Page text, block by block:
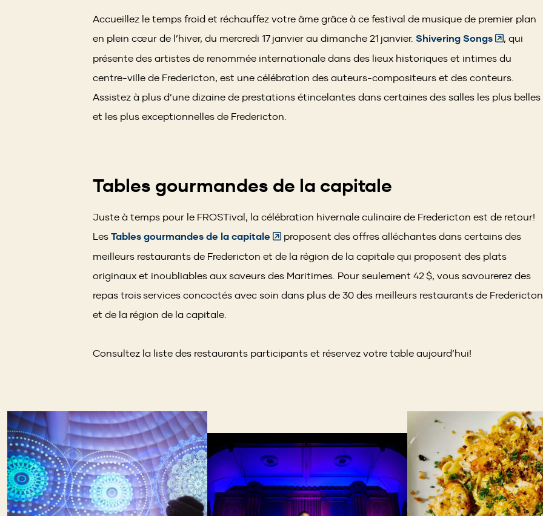
Accueillez le temps froid et réchauffez votre âme grâce à ce festival de musique de premier plan
en plein cœur de l’hiver, du mercredi 17 janvier au dimanche 21 janvier. Shivering Songs(Opens
in
a
new
, qui
présente des artistes de renommée internationale dans des lieux historiques et intimes du
centre-ville de Fredericton, est une célébration des auteurs-compositeurs et des conteurs.
Assistez à plus d’une dizaine de prestations étincelantes dans certaines des salles les plus belles
et les plus exceptionnelles de Fredericton.
Tables gourmandes de la capitale
Juste à temps pour le FROSTival, la célébration hivernale culinaire de Fredericton est de retour!
Les Tables gourmandes de la capitale (Opens
in
a
new
proposent des offres alléchantes dans certains des
meilleurs restaurants de Fredericton et de la région de la capitale qui proposent des plats
originaux et inoubliables aux saveurs des Maritimes. Pour seulement 42 $, vous savourerez des
repas trois services concoctés avec soin dans plus de 30 des meilleurs restaurants de Fredericton
et de la région de la capitale.
Consultez la liste des restaurants participants et réservez votre table aujourd’hui!